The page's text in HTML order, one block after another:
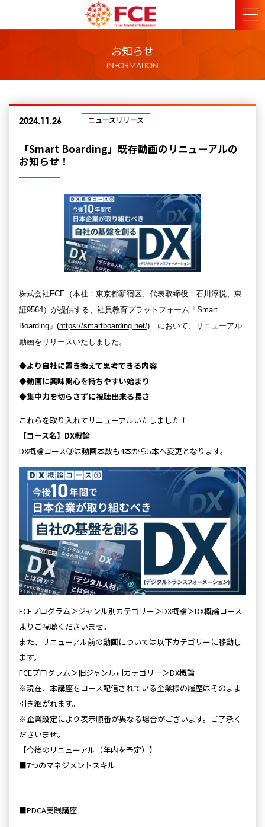
お知らせ
INFORMATION
2024.11.26 ニュースリリース
「Smart Boarding」既存動画のリニューアルの
お知らせ！
株式会社FCE（本社：東京都新宿区、代表取締役：石川淳悦、東
証9564）が提供する、社員教育プラットフォーム「Smart
Boarding」(https://smartboarding.net/) において、リニューアル
動画をリリースいたしました。
◆より自社に置き換えて思考できる内容
◆動画に興味関心を持ちやすい始まり
◆集中力を切らさずに視聴出来る長さ
これらを取り入れてリニューアルいたしました！
【コース名】DX概論
DX概論コース③は動画本数も4本から5本へ変更となります。
FCEプログラム＞ジャンル別カテゴリー＞DX概論＞DX概論コース
よりご視聴くださいませ。
また、リニューアル前の動画については以下カテゴリーに移動し
ます。
FCEプログラム＞旧ジャンル別カテゴリー＞DX概論
※現在、本講座をコース配信されている企業様の履歴はそのまま
引き継がれます。
※企業設定により表示順番が異なる場合がございます。ご了承く
ださいませ。
【今後のリニューアル（年内を予定）】
■7つのマネジメントスキル
■PDCA実践講座